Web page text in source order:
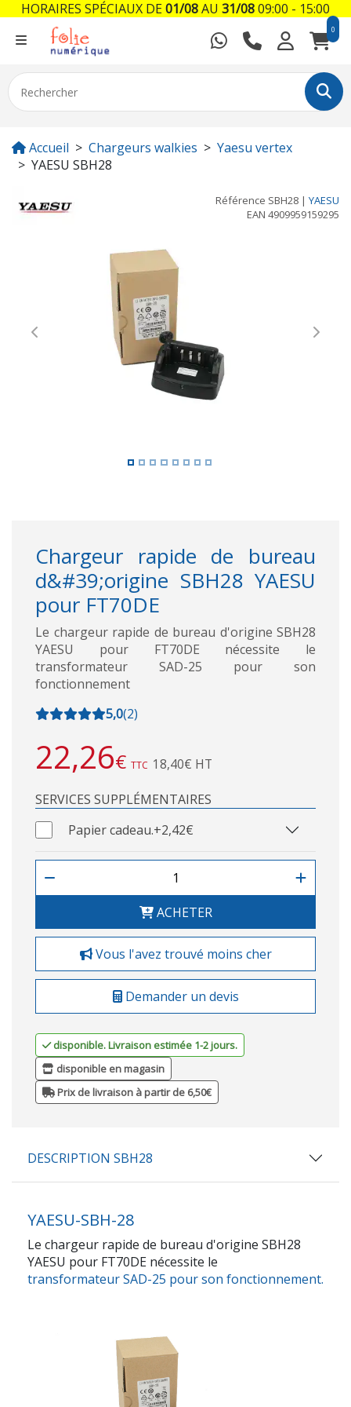
0
Accueil Chargeurs walkies
Yaesu vertex
YAESU SBH28
Référence SBH28 | YAESU
EAN 4909959159295
Previous Next
Chargeur rapide de bureau
d&#39;origine SBH28 YAESU
pour FT70DE
Le chargeur rapide de bureau d'origine SBH28
YAESU pour FT70DE nécessite le
transformateur SAD-25 pour son
fonctionnement
5,0(2)
22,26€ TTC 18,40€ HT
SERVICES SUPPLÉMENTAIRES
Papier cadeau.+2,42€
ACHETER
Vous l'avez trouvé moins cher
Demander un devis
disponible. Livraison estimée 1-2 jours.
disponible en magasin
Prix de livraison à partir de 6,50€
DESCRIPTION SBH28
YAESU-SBH-28
Le chargeur rapide de bureau d'origine SBH28
YAESU pour FT70DE nécessite le
transformateur SAD-25 pour son fonctionnement.
HORAIRES SPÉCIAUX DE01/08AU 31/0809:00 - 15:00